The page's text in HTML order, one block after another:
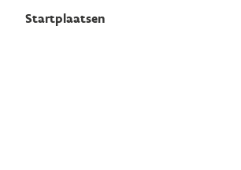
Startplaatsen